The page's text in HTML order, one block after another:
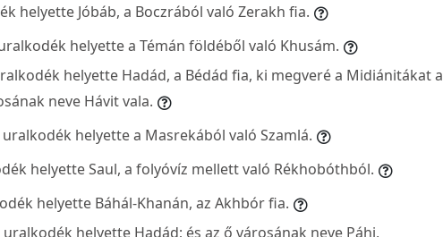
helyette Jóbáb, a Boczrából való Zerakh fia.
helyette a Témán földéből való Khusám.
helyette Hadád, a Bédád fia, ki megveré a Midiánitákat a
neve Hávit vala.
helyette a Masrekából való Szamlá.
helyette Saul, a folyóvíz mellett való Rékhobóthból.
helyette Báhál-Khanán, az Akhbór fia.
helyette Hadád; és az ő városának neve Páhi,